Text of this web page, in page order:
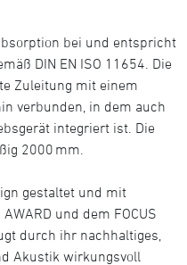
bei und entspricht
DIN EN ISO 11654. Die
Zuleitung mit einem
verbunden, in dem auch
integriert ist. Die
2000 mm.
gestaltet und mit
und dem FOCUS
durch ihr nachhaltiges,
Akustik wirkungsvoll